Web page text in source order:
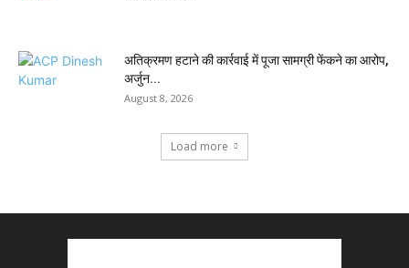
अतिक्रमण हटाने की कार्रवाई में पूजा सामग्री फेंकने का आरोप,
अर्जुन...
August 8, 2026
Load more